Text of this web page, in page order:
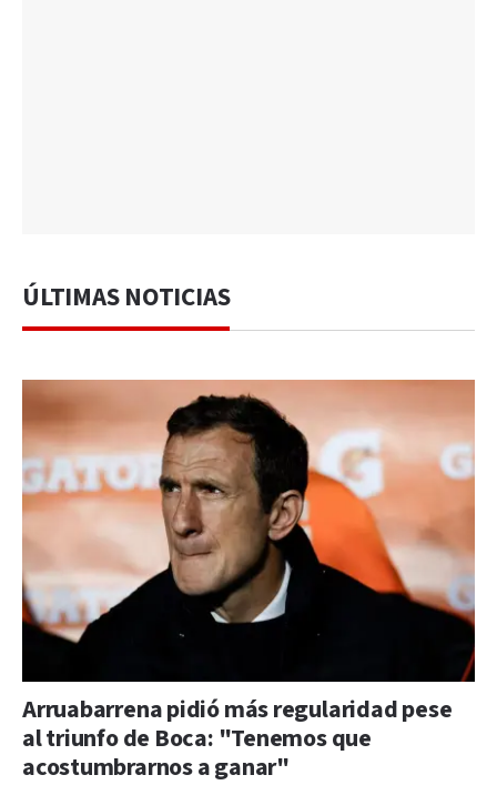
ÚLTIMAS NOTICIAS
Arruabarrena pidió más regularidad pese
al triunfo de Boca: "Tenemos que
acostumbrarnos a ganar"